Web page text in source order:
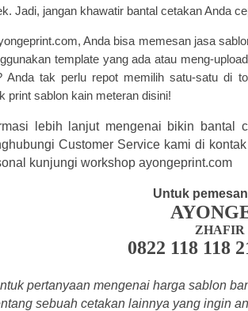
Jadi, jangan khawatir bantal cetakan Anda
, Anda bisa memesan jasa
template yang ada atau meng-
Anda tak perlu repot memilih satu-satu di
print sablon kain meteran disini!
lebih lanjut mengenai bikin bantal
Customer Service kami di
kunjungi workshop ayongeprint.com
Untuk
ZHAFIR
0822 118 118
pertanyaan mengenai harga sablon
sebuah cetakan lainnya yang ingin